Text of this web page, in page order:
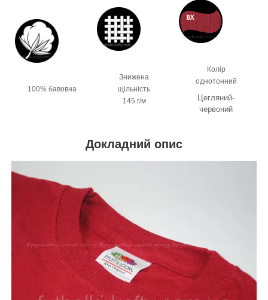
100% бавовна
Знижена
щільність
145 г/м
Колір
однотонний
Цегляний-
червоний
Докладний опис